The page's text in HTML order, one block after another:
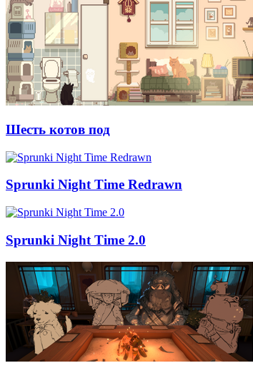
Шесть котов под
Sprunki Night Time Redrawn
Sprunki Night Time 2.0